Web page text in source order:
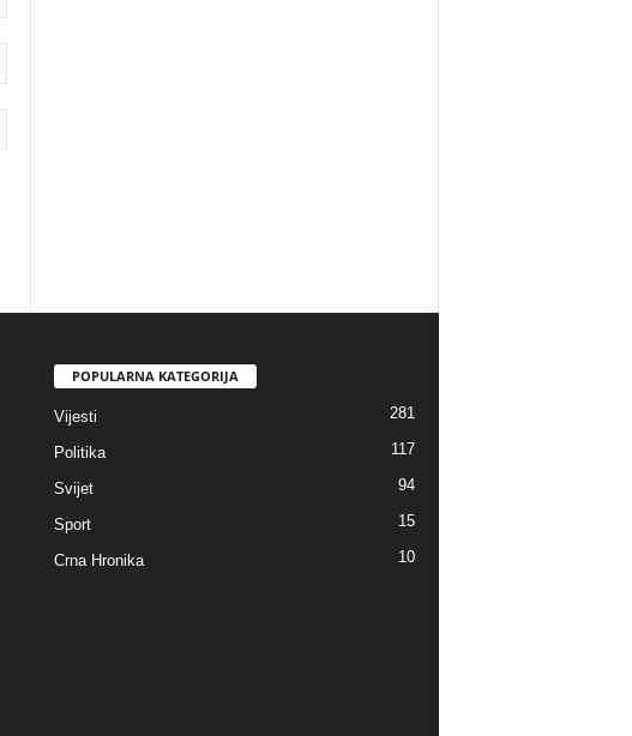
POPULARNA KATEGORIJA
Vijesti 281
Politika 117
Svijet 94
Sport 15
Crna Hronika 10